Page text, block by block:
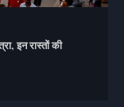
इन रास्तों की